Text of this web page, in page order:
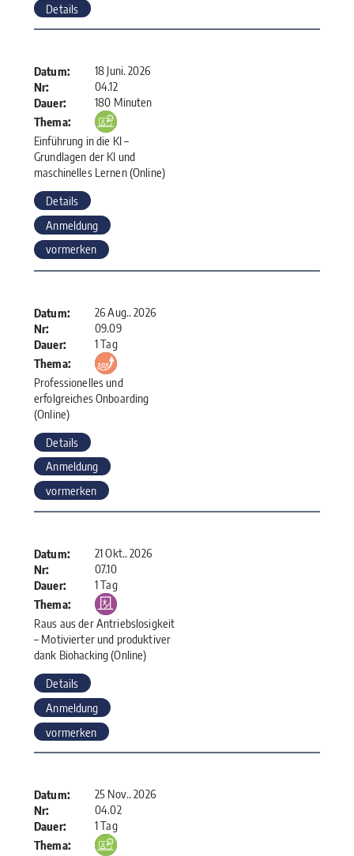
Details
Datum: 18 Juni. 2026
Thema:
Einführung in die KI –
Grundlagen der KI und
maschinelles Lernen (Online)
Details
Anmeldung
vormerken
Nr:
04.12
Dauer:
180 Minuten
Datum: 26 Aug.. 2026
Thema:
Professionelles und
erfolgreiches Onboarding
(Online)
Details
Anmeldung
vormerken
Nr:
09.09
Dauer:
1 Tag
Datum: 21 Okt.. 2026
Thema:
Raus aus der Antriebslosigkeit
– Motivierter und produktiver
dank Biohacking (Online)
Details
Anmeldung
vormerken
Nr:
07.10
Dauer:
1 Tag
Datum: 25 Nov.. 2026
Thema:
Nr:
04.02
Dauer:
1 Tag